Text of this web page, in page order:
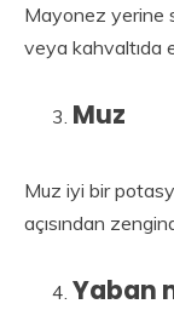
Mayonez yerine
veya kahvaltıda
Muz
Muz iyi bir
açısından
Yaban